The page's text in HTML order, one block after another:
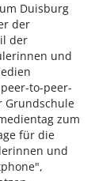
Duisburg
der
der
und
to-peer-
Grundschule
zum
für die
und